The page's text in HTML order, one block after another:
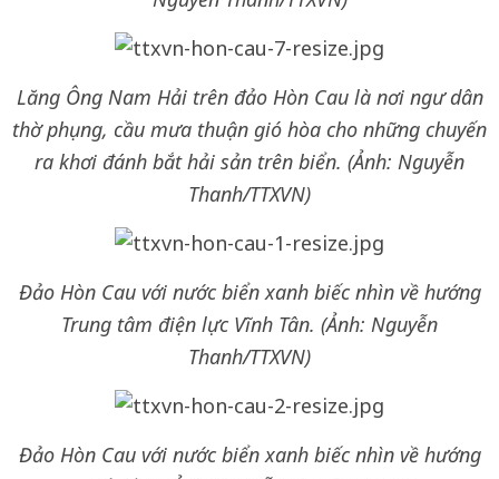
Lăng Ông Nam Hải trên đảo Hòn Cau là nơi ngư dân
thờ phụng, cầu mưa thuận gió hòa cho những chuyến
ra khơi đánh bắt hải sản trên biển. (Ảnh: Nguyễn
Thanh/TTXVN)
Đảo Hòn Cau với nước biển xanh biếc nhìn về hướng
Trung tâm điện lực Vĩnh Tân. (Ảnh: Nguyễn
Thanh/TTXVN)
Đảo Hòn Cau với nước biển xanh biếc nhìn về hướng